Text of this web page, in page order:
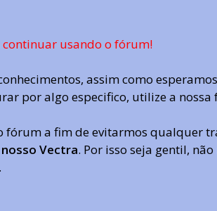
continuar usando o fórum!
assim como
por algo especifico, utilize a
fórum a fim de evitarmos qualquer
nosso Vectra. Por isso seja gentil,